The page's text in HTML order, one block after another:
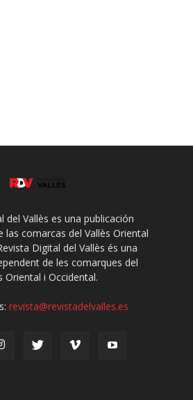
del Vallès es una publicación
las comarcas del Vallès Oriental
Digital del Vallès és una
de les comarques del
Oriental i Occidental.
revista@revistadelvalles.es